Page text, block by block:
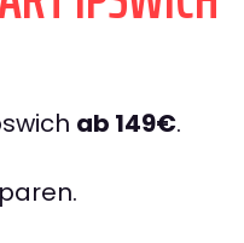
ab 149€.